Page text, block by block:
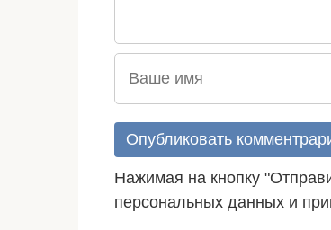
Нажимая на кнопку
персональных данных и